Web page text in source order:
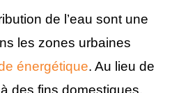
de l’eau sont une
les zones urbaines
énergétique. Au lieu de
des fins domestiques,